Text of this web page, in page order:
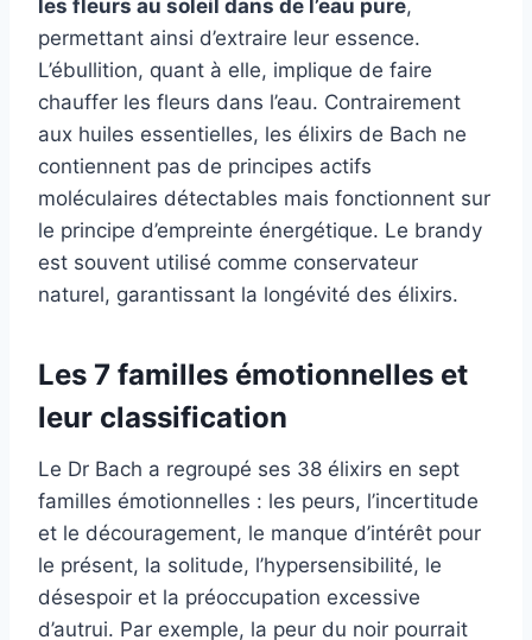
les fleurs au soleil dans de l’eau pure,
permettant ainsi d’extraire leur essence.
L’ébullition, quant à elle, implique de faire
chauffer les fleurs dans l’eau. Contrairement
aux huiles essentielles, les élixirs de Bach ne
contiennent pas de principes actifs
moléculaires détectables mais fonctionnent sur
le principe d’empreinte énergétique. Le brandy
est souvent utilisé comme conservateur
naturel, garantissant la longévité des élixirs.
Les 7 familles émotionnelles et
leur classification
Le Dr Bach a regroupé ses 38 élixirs en sept
familles émotionnelles : les peurs, l’incertitude
et le découragement, le manque d’intérêt pour
le présent, la solitude, l’hypersensibilité, le
désespoir et la préoccupation excessive
d’autrui. Par exemple, la peur du noir pourrait